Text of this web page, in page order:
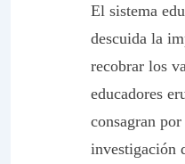
El sistema
descuida la
recobrar los
educadores
consagran
investigación